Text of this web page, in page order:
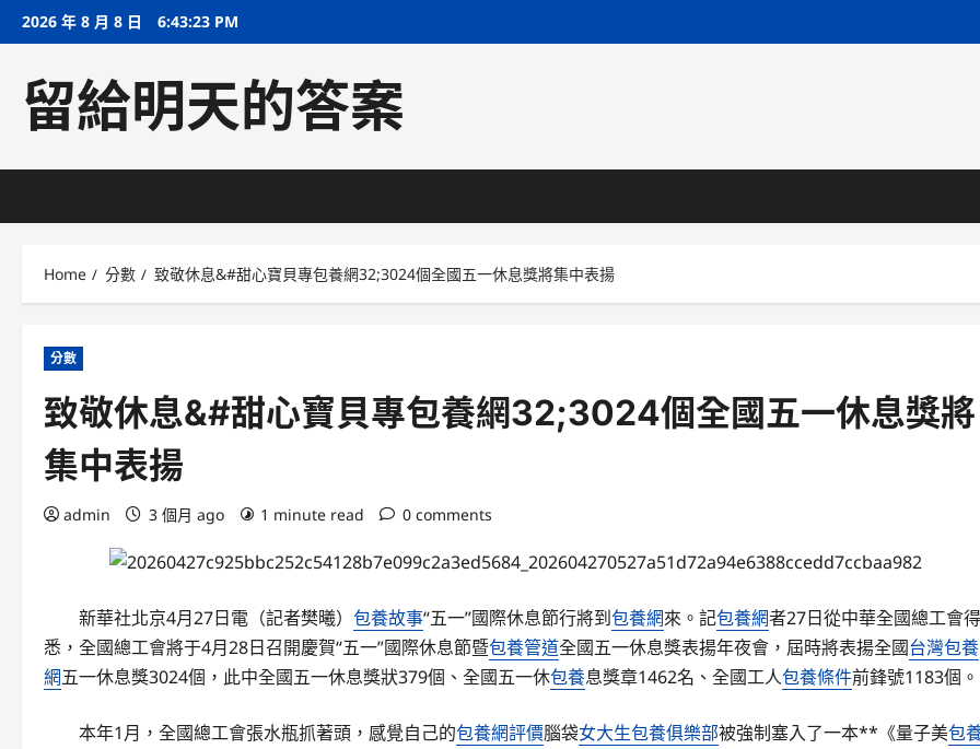
Skip2026 年 8 月 8 日 6:43:24 PM
留給明天的答案
Home 分數 致敬休息&#甜心寶貝專包養網32;3024個全國五一休息獎將集中表揚
分數
致敬休息&#甜心寶貝專包養網32;3024個全國五一休息獎將
集中表揚
admin 3 個月 ago 1 minute read 0 comments
新華社北京4月27日電（記者樊曦） 包養故事“五一”國際休息節行將到包養網來。記包養網者27日從中華全國總工會得
悉，全國總工會將于4月28日召開慶賀“五一”國際休息節暨包養管道全國五一休息獎表揚年夜會，屆時將表揚全國台灣包養
網五一休息獎3024個，此中全國五一休息獎狀379個、全國五一休包養息獎章1462名、全國工人包養條件前鋒號1183個。
本年1月，全國總工會張水瓶抓著頭，感覺自己的包養網評價腦袋女大生包養俱樂部被強制塞入了一本**《量子美包